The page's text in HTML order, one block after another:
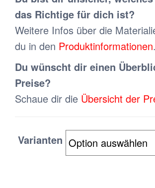
das Richtige für dich ist?
Weitere Infos über die
du in den Produktinformationen.
Du wünscht dir einen
Preise?
Schaue dir die Übersicht der
Varianten